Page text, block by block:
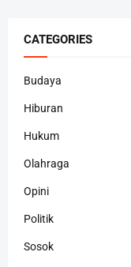
CATEGORIES
Budaya
Hiburan
Hukum
Olahraga
Opini
Politik
Sosok